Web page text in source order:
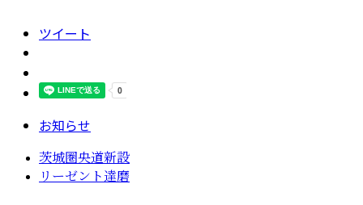
ツイート
お知らせ
茨城圏央道新設
リーゼント達磨